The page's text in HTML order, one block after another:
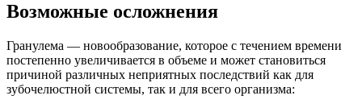
Возможные осложнения
Гранулема — новообразование, которое с течением времени
постепенно увеличивается в объеме и может становиться
причиной различных неприятных последствий как для
зубочелюстной системы, так и для всего организма: